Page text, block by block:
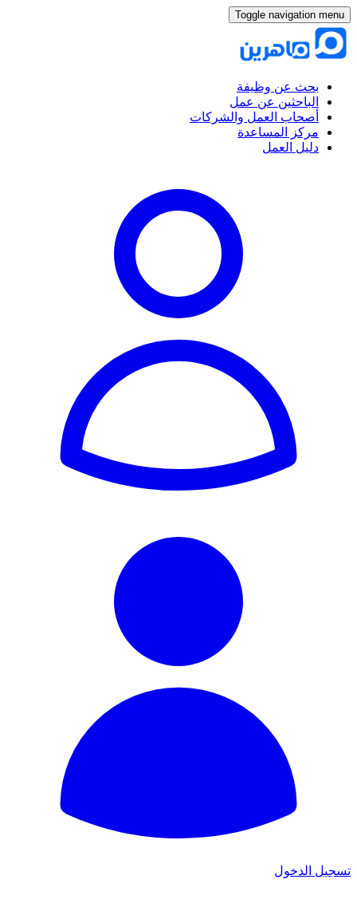
Toggle navigation menu
بحث عن وظيفة
الباحثين عن عمل
أصحاب العمل والشركات
مركز المساعدة
دليل العمل
تسجيل الدخول